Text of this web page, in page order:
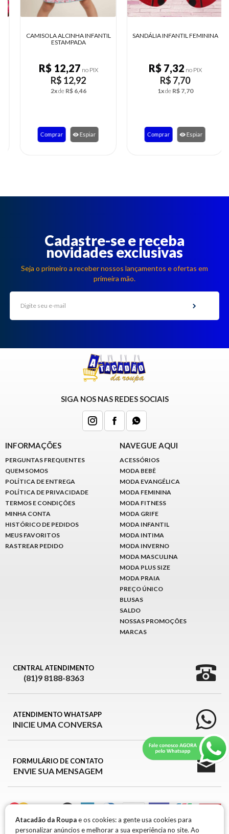
CAMISOLA ALCINHA INFANTIL
ESTAMPADA
R$ 12,27no PIX
R$ 12,92
deR$ 6,46
Comprar Espiar
SANDÁLIA INFANTIL FEMININA
R$ 7,32no PIX
R$ 7,70
deR$ 7,70
Comprar Espiar
Cadastre-se e receba
novidades exclusivas
Seja o primeiro a receber nossos lançamentos e ofertas em
primeira mão.
SIGA NOS NAS REDES SOCIAIS
INFORMAÇÕES
PERGUNTAS FREQUENTES
QUEM SOMOS
POLÍTICA DE ENTREGA
POLÍTICA DE PRIVACIDADE
TERMOS E CONDIÇÕES
MINHA CONTA
HISTÓRICO DE PEDIDOS
MEUS FAVORITOS
RASTREAR PEDIDO
NAVEGUE AQUI
ACESSÓRIOS
MODA BEBÊ
MODA EVANGÉLICA
MODA FEMININA
MODA FITNESS
MODA GRIFE
MODA INFANTIL
MODA INTIMA
MODA INVERNO
MODA MASCULINA
MODA PLUS SIZE
MODA PRAIA
PREÇO ÚNICO
BLUSAS
SALDO
NOSSAS PROMOÇÕES
MARCAS
CENTRAL ATENDIMENTO
(81)9 8188-8363
ATENDIMENTO WHATSAPP
INICIE UMA CONVERSA
FORMULÁRIO DE CONTATO
ENVIE SUA MENSAGEM
Atacadão da Roupae os cookies: a gente usa cookies para
personalizar anúncios e melhorar a sua experiência no site. Ao